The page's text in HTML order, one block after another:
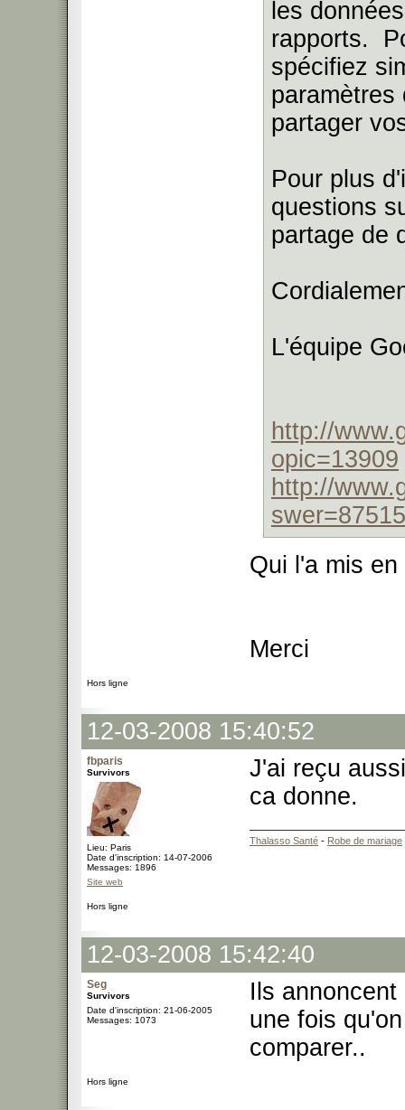
les
rapports.
spécifiez
paramètres
partager
Pour plus
questions
partage de
L'équipe
http://
opic=13909
http://
swer=87515
Qui l'a mis
Merci
Hors ligne
12-03-2008 15:40:52
fbparis
Survivors
Lieu: Paris
Date d'inscription: 14-07-2006
Messages: 1896
Site web
J'ai reçu
ca donne.
Thalasso Santé - Robe de mariage
Hors ligne
12-03-2008 15:42:40
Seg
Survivors
Date d'inscription: 21-06-2005
Messages: 1073
Ils
une fois
comparer..
Hors ligne